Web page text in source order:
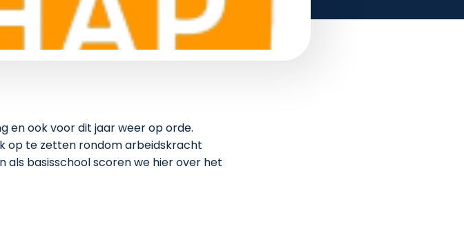
en ook voor dit jaar weer op orde.
op te zetten rondom arbeidskracht
als basisschool scoren we hier over het